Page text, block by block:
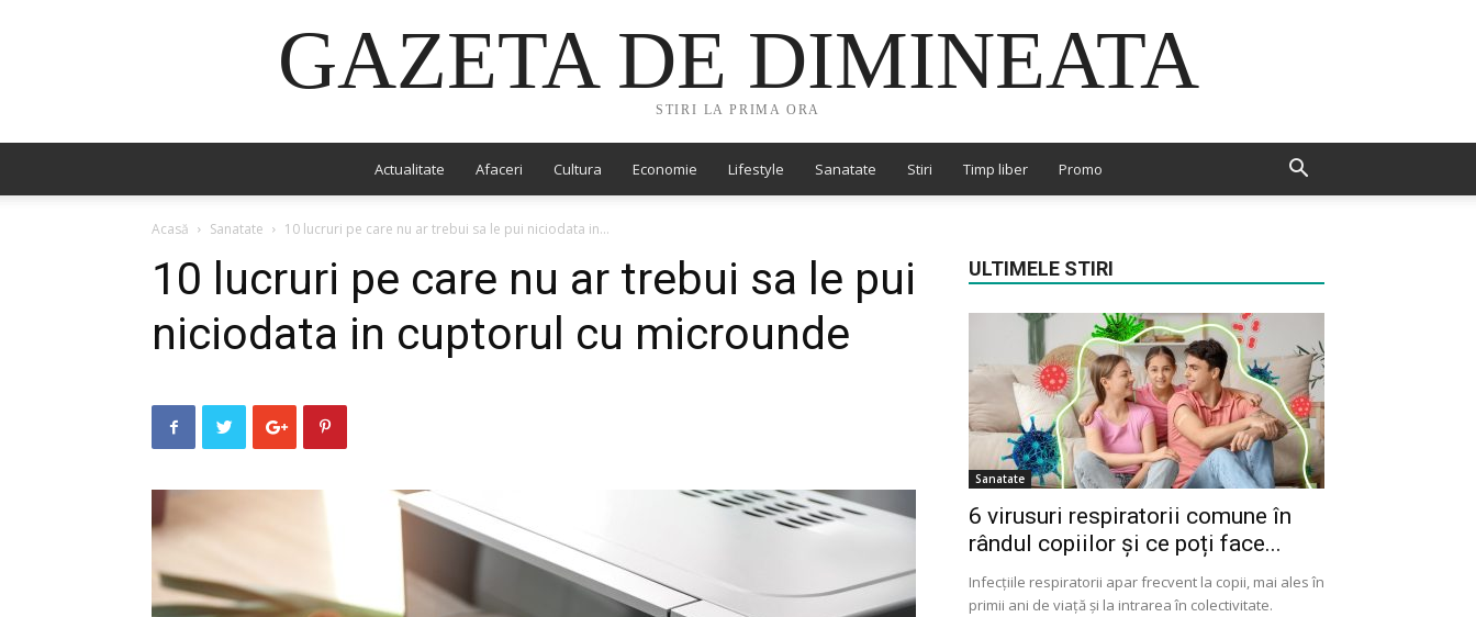
GAZETA DE DIMINEATA
STIRI LA PRIMA ORA
Actualitate Afaceri Cultura Economie Lifestyle Sanatate Stiri Timp liber Promo
Acasă Sanatate 10 lucruri pe care nu ar trebui sa le pui niciodata in...
10 lucruri pe care nu ar trebui sa le pui
niciodata in cuptorul cu microunde
ULTIMELE STIRI
Sanatate
6 virusuri respiratorii comune în
rândul copiilor și ce poți face...
Infecțiile respiratorii apar frecvent la copii, mai ales în
primii ani de viață și la intrarea în colectivitate.